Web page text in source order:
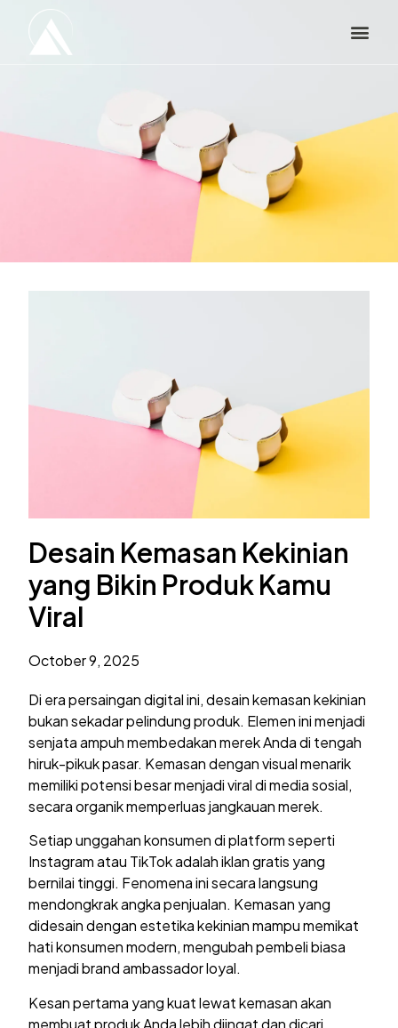
Desain Kemasan Kekinian
yang Bikin Produk Kamu
Viral
October 9, 2025
Di era persaingan digital ini, desain kemasan kekinian
bukan sekadar pelindung produk. Elemen ini menjadi
senjata ampuh membedakan merek Anda di tengah
hiruk-pikuk pasar. Kemasan dengan visual menarik
memiliki potensi besar menjadi viral di media sosial,
secara organik memperluas jangkauan merek.
Setiap unggahan konsumen di platform seperti
Instagram atau TikTok adalah iklan gratis yang
bernilai tinggi. Fenomena ini secara langsung
mendongkrak angka penjualan. Kemasan yang
didesain dengan estetika kekinian mampu memikat
hati konsumen modern, mengubah pembeli biasa
menjadi brand ambassador loyal.
Kesan pertama yang kuat lewat kemasan akan
membuat produk Anda lebih diingat dan dicari.